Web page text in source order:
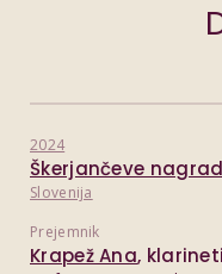
2024
Škerjančeve
Slovenija
Prejemnik
Krapež Ana,